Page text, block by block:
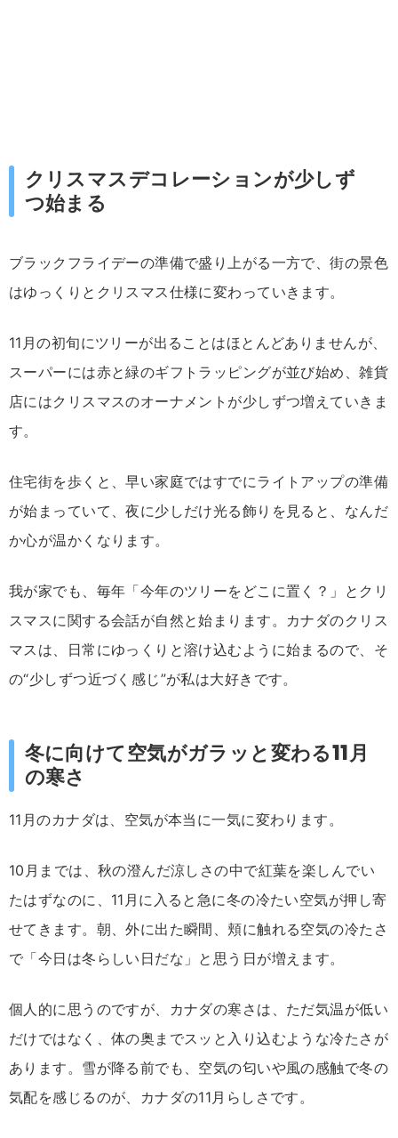
クリスマスデコレーションが少しず
つ始まる
ブラックフライデーの準備で盛り上がる一方で、街の景色
はゆっくりとクリスマス仕様に変わっていきます。
11月の初旬にツリーが出ることはほとんどありませんが、
スーパーには赤と緑のギフトラッピングが並び始め、雑貨
店にはクリスマスのオーナメントが少しずつ増えていきま
す。
住宅街を歩くと、早い家庭ではすでにライトアップの準備
が始まっていて、夜に少しだけ光る飾りを見ると、なんだ
か心が温かくなります。
我が家でも、毎年「今年のツリーをどこに置く？」とクリ
スマスに関する会話が自然と始まります。カナダのクリス
マスは、日常にゆっくりと溶け込むように始まるので、そ
の“少しずつ近づく感じ”が私は大好きです。
冬に向けて空気がガラッと変わる11月
の寒さ
11月のカナダは、空気が本当に一気に変わります。
10月までは、秋の澄んだ涼しさの中で紅葉を楽しんでい
たはずなのに、11月に入ると急に冬の冷たい空気が押し寄
せてきます。朝、外に出た瞬間、頬に触れる空気の冷たさ
で「今日は冬らしい日だな」と思う日が増えます。
個人的に思うのですが、カナダの寒さは、ただ気温が低い
だけではなく、体の奥までスッと入り込むような冷たさが
あります。雪が降る前でも、空気の匂いや風の感触で冬の
気配を感じるのが、カナダの11月らしさです。